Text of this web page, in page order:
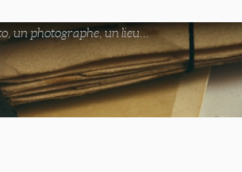
un photographe, un lieu...